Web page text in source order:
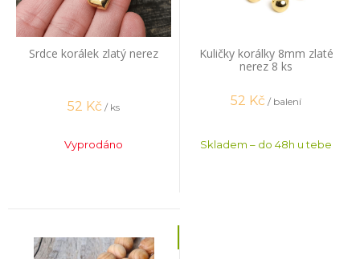
Srdce korálek zlatý nerez
52 Kč / ks
Vyprodáno
Kuličky korálky 8mm zlaté
nerez 8 ks
52 Kč / balení
Skladem – do 48h u tebe